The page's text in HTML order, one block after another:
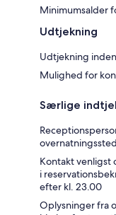
Minimumsalder
Udtjekning
Udtjekning
Mulighed for
Særlige
Kontakt venligst
i
efter kl. 23.00
Oplysninger fra